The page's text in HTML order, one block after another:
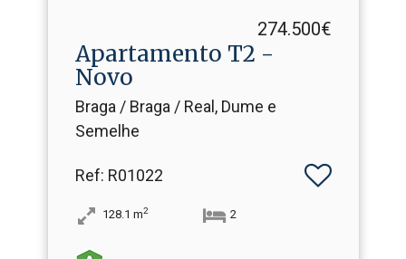
274.500€
Apartamento T2 -
Novo
Braga / Braga / Real, Dume e
Semelhe
Ref: R01022
128.1 m2 2